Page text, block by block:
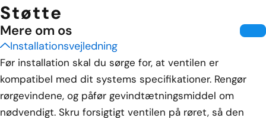
Støtte
Mere om os
Installationsvejledning
Før installation skal du sørge for, at ventilen er
kompatibel med dit systems specifikationer. Rengør
rørgevindene, og påfør gevindtætningsmiddel om
nødvendigt. Skru forsigtigt ventilen på røret, så den